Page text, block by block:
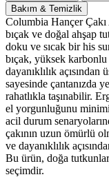
Bakım & Temizlik
Columbia Hançer
bıçak ve doğal ahşap
doku ve sıcak bir his
bıçak, yüksek
dayanıklılık
sayesinde çantanızda
rahatlıkla taşınabilir.
el yorgunluğunu
acil durum
çakının uzun ömürlü
ve dayanıklılık
Bu ürün, doğa
seçimdir.